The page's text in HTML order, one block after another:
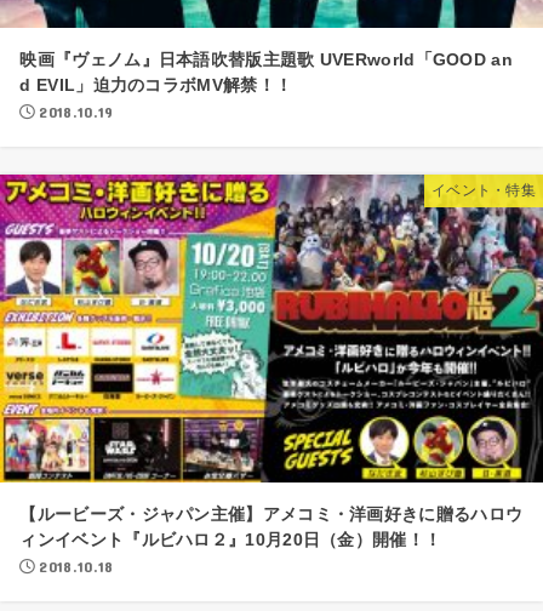
映画『ヴェノム』日本語吹替版主題歌 UVERworld「GOOD an
d EVIL」迫力のコラボMV解禁！！
2018.10.19
イベント・特集
【ルービーズ・ジャパン主催】アメコミ・洋画好きに贈るハロウ
ィンイベント『ルビハロ２』10月20日（金）開催！！
2018.10.18